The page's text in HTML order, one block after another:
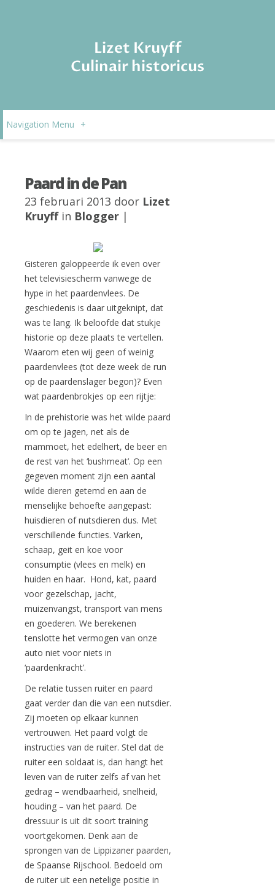
Lizet Kruyff
Culinair historicus
Navigation Menu +
Paard in de Pan
23 februari 2013 door Lizet
Kruyffin Blogger |
Gisteren galoppeerde ik even over
het televisiescherm vanwege de
hype in het paardenvlees. De
geschiedenis is daar uitgeknipt, dat
was te lang. Ik beloofde dat stukje
historie op deze plaats te vertellen.
Waarom eten wij geen of weinig
paardenvlees (tot deze week de run
op de paardenslager begon)? Even
wat paardenbrokjes op een rijtje:
In de prehistorie was het wilde paard
om op te jagen, net als de
mammoet, het edelhert, de beer en
de rest van het ‘bushmeat’. Op een
gegeven moment zijn een aantal
wilde dieren getemd en aan de
menselijke behoefte aangepast:
huisdieren of nutsdieren dus. Met
verschillende functies. Varken,
schaap, geit en koe voor
consumptie (vlees en melk) en
huiden en haar. Hond, kat, paard
voor gezelschap, jacht,
muizenvangst, transport van mens
en goederen. We berekenen
tenslotte het vermogen van onze
auto niet voor niets in
‘paardenkracht’.
De relatie tussen ruiter en paard
gaat verder dan die van een nutsdier.
Zij moeten op elkaar kunnen
vertrouwen. Het paard volgt de
instructies van de ruiter. Stel dat de
ruiter een soldaat is, dan hangt het
leven van de ruiter zelfs af van het
gedrag – wendbaarheid, snelheid,
houding – van het paard. De
dressuur is uit dit soort training
voortgekomen. Denk aan de
sprongen van de Lippizaner paarden,
de Spaanse Rijschool. Bedoeld om
de ruiter uit een netelige positie in